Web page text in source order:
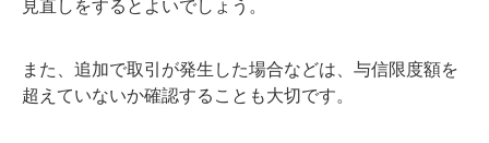
見直しをするとよいでしょう。
また、追加で取引が発生した場合などは、与信限度額を
超えていないか確認することも大切です。